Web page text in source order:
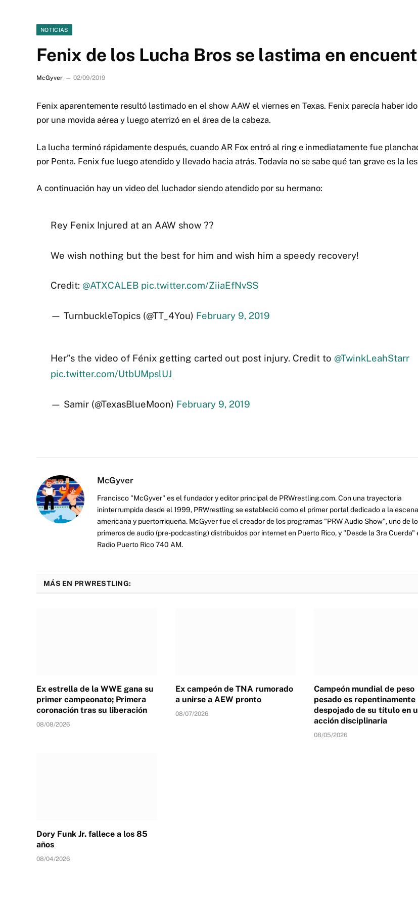
NOTICIAS
Fenix de los Lucha Bros se lastima en
McGyver 02/09/2019
Fenix aparentemente resultó lastimado en el show AAW el viernes en Texas. Fenix parecía haber
por una movida aérea y luego aterrizó en el área de la cabeza.
La lucha terminó rápidamente después, cuando AR Fox entró al ring e inmediatamente fue
por Penta. Fenix fue luego atendido y llevado hacia atrás. Todavía no se sabe qué tan grave es la
A continuación hay un video del luchador siendo atendido por su hermano:
Rey Fenix Injured at an AAW show ??
We wish nothing but the best for him and wish him a speedy recovery!
Credit: @ATXCALEB pic.twitter.com/ZiiaEfNvSS
— TurnbuckleTopics (@TT_4You) February 9, 2019
Her”s the video of Fénix getting carted out post injury. Credit to @TwinkLeahStarr
pic.twitter.com/UtbUMpslUJ
— Samir (@TexasBlueMoon) February 9, 2019
McGyver
Francisco "McGyver" es el fundador y editor principal de PRWrestling.com. Con una trayectoria
ininterrumpida desde el 1999, PRWrestling se estableció como el primer portal dedicado a la escena
americana y puertorriqueña. McGyver fue el creador de los programas "PRW Audio Show", uno de
primeros de audio (pre-podcasting) distribuidos por internet en Puerto Rico, y "Desde la 3ra Cuerda"
Radio Puerto Rico 740 AM.
MÁS EN PRWRESTLING:
Ex estrella de la WWE gana su
primer campeonato; Primera
coronación tras su liberación
08/08/2026
Ex campeón de TNA rumorado
a unirse a AEW pronto
08/07/2026
Campeón mundial de peso
pesado es repentinamente
despojado de su título en
acción disciplinaria
08/05/2026
Dory Funk Jr. fallece a los 85
años
08/04/2026